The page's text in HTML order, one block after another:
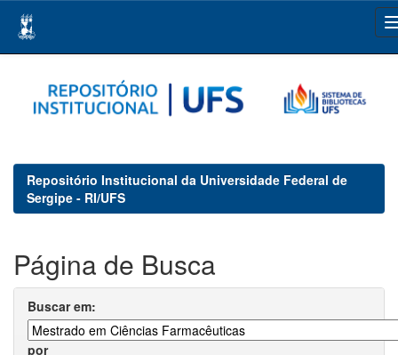
navigation
Repositório Institucional da Universidade Federal de
Sergipe - RI/UFS
Página de Busca
Buscar em:
por